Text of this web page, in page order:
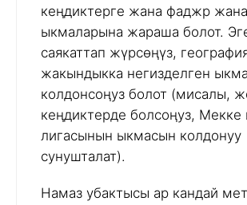
кеңдиктерге жана фаджр
ыкмаларына жараша болот.
саякаттап жүрсөңүз,
жакындыкка негизделген
колдонсоңуз болот (мисалы,
кеңдиктерде болсоңуз, Мекке
лигасынын ыкмасын колдонуу
сунушталат).
Намаз убактысы ар кандай